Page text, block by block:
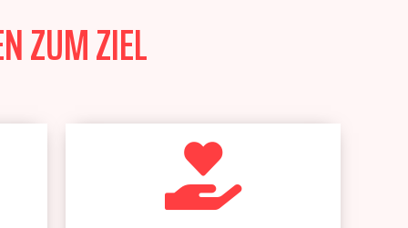
ZUM ZIEL